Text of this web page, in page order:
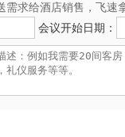
需求给酒店销售，飞速
会议开始日期：